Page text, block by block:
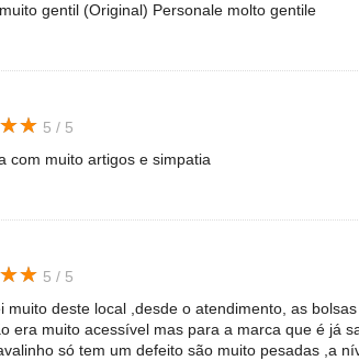
gentil (Original) Personale molto gentile
★★
★★ 5 / 5
com muito artigos e simpatia
★★
★★ 5 / 5
muito deste local ,desde o atendimento, as
era muito acessível mas para a marca que é já
só tem um defeito são muito pesadas ,a